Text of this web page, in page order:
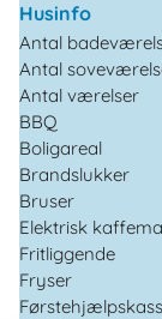
Husinfo
Antal
Antal
Antal værelser
BBQ
Boligareal
Brandslukker
Bruser
Elektrisk
Fritliggende
Fryser